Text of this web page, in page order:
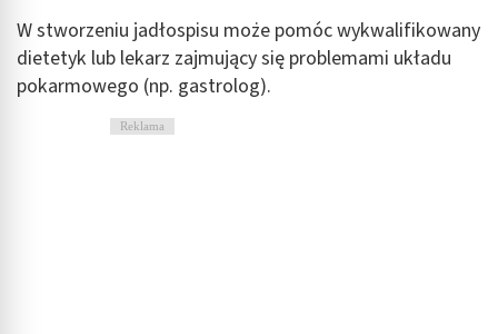
W stworzeniu jadłospisu może pomóc wykwalifikowany
dietetyk lub lekarz zajmujący się problemami układu
pokarmowego (np. gastrolog).
Reklama